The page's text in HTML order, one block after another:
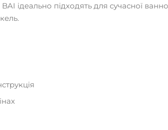
ідеально підходять для сучасної